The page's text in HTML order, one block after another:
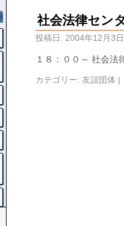
社会法律セン
投稿日: 2004年12月3日
１８：００～ 社会法
カテゴリー: 友誼団体 |